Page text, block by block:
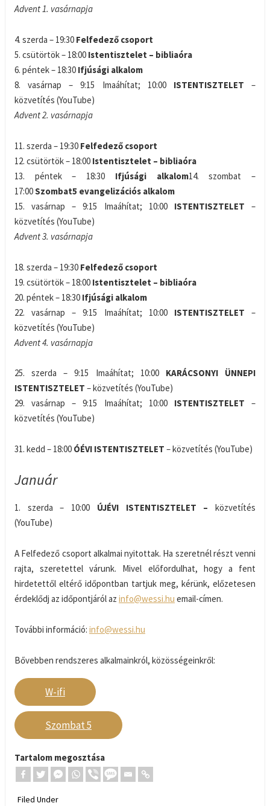
Advent 1. vasárnapja
4. szerda – 19:30 Felfedező csoport
5. csütörtök – 18:00 Istentisztelet – bibliaóra
6. péntek – 18:30 Ifjúsági alkalom
8. vasárnap – 9:15 Imaáhítat; 10:00 ISTENTISZTELET –
közvetítés (YouTube)
Advent 2. vasárnapja
11. szerda – 19:30 Felfedező csoport
12. csütörtök – 18:00 Istentisztelet – bibliaóra
13. péntek – 18:30 Ifjúsági alkalom14. szombat –
17:00Szombat5 evangelizációs alkalom
15. vasárnap – 9:15 Imaáhítat; 10:00 ISTENTISZTELET –
közvetítés (YouTube)
Advent 3. vasárnapja
18. szerda – 19:30 Felfedező csoport
19. csütörtök – 18:00 Istentisztelet – bibliaóra
20. péntek – 18:30 Ifjúsági alkalom
22. vasárnap – 9:15 Imaáhítat; 10:00 ISTENTISZTELET –
közvetítés (YouTube)
Advent 4. vasárnapja
25. szerda – 9:15 Imaáhítat; 10:00 KARÁCSONYI ÜNNEPI
ISTENTISZTELET – közvetítés (YouTube)
29. vasárnap – 9:15 Imaáhítat; 10:00 ISTENTISZTELET –
közvetítés (YouTube)
31. kedd – 18:00 ÓÉVI ISTENTISZTELET – közvetítés (YouTube)
Január
1. szerda – 10:00 ÚJÉVI ISTENTISZTELET –közvetítés
(YouTube)
A Felfedező csoport alkalmai nyitottak. Ha szeretnél részt venni
rajta, szeretettel várunk. Mivel előfordulhat, hogy a fent
hirdetettől eltérő időpontban tartjuk meg, kérünk, előzetesen
érdeklődj az időpontjáról az info@wessi.hu email-címen.
További információ: info@wessi.hu
Bővebben rendszeres alkalmainkról, közösségeinkről:
W-ifi
Szombat 5
Tartalom megosztása
Filed Under